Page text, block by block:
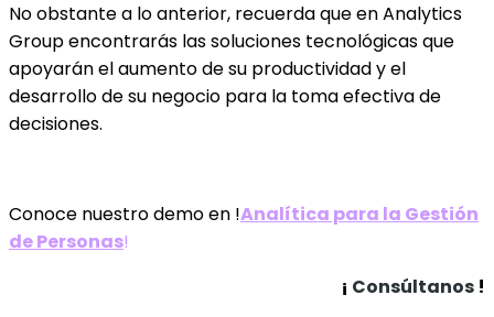
No obstante a lo anterior, recuerda que en Analytics
Group encontrarás las soluciones tecnológicas que
apoyarán el aumento de su productividad y el
desarrollo de su negocio para la toma efectiva de
decisiones.
Conoce nuestro demo en !Analítica para la Gestión
de Personas!
¡ Consúltanos !